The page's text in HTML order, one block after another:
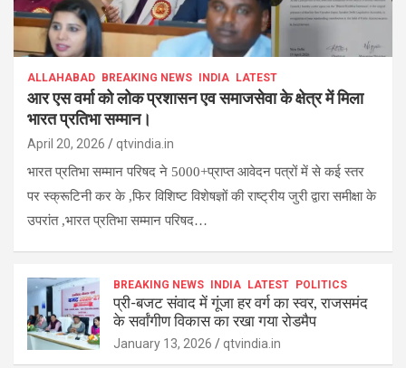
ALLAHABAD BREAKING NEWS INDIA LATEST
आर एस वर्मा को लोक प्रशासन एव समाजसेवा के क्षेत्र में मिला
भारत प्रतिभा सम्मान।
April 20, 2026
qtvindia.in
भारत प्रतिभा सम्मान परिषद ने 5000+प्राप्त आवेदन पत्रों में से कई स्तर
पर स्क्रूटिनी कर के ,फिर विशिष्ट विशेषज्ञों की राष्ट्रीय जुरी द्वारा समीक्षा के
उपरांत ,भारत प्रतिभा सम्मान परिषद…
BREAKING NEWS INDIA LATEST POLITICS
प्री-बजट संवाद में गूंजा हर वर्ग का स्वर, राजसमंद
के सर्वांगीण विकास का रखा गया रोडमैप
January 13, 2026 qtvindia.in